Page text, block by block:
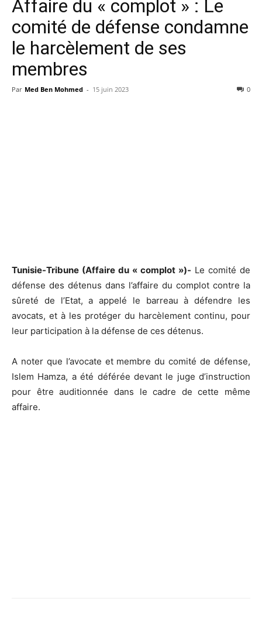
Affaire du « complot » : Le
comité de défense condamne
le harcèlement de ses
membres
Par Med Ben Mohmed - 15 juin 2023 0
Tunisie-Tribune (Affaire du « complot »)- Le comité de
défense des détenus dans l’affaire du complot contre la
sûreté de l’Etat, a appelé le barreau à défendre les
avocats, et à les protéger du harcèlement continu, pour
leur participation à la défense de ces détenus.
A noter que l’avocate et membre du comité de défense,
Islem Hamza, a été déférée devant le juge d’instruction
pour être auditionnée dans le cadre de cette même
affaire.